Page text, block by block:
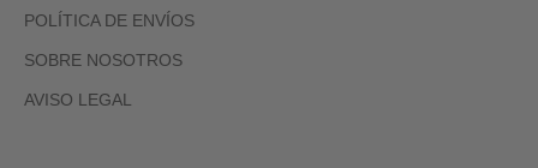
POLÍTICA DE ENVÍOS
SOBRE NOSOTROS
AVISO LEGAL